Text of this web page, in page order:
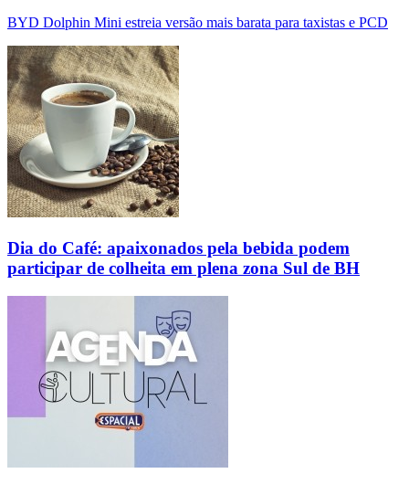
BYD Dolphin Mini estreia versão mais barata para taxistas e PCD
Dia do Café: apaixonados pela bebida podem
participar de colheita em plena zona Sul de BH